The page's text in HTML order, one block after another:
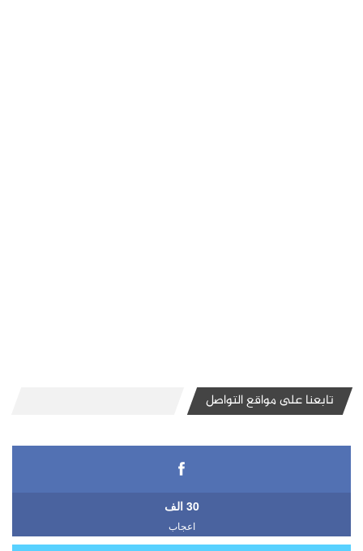
تابعنا على مواقع التواصل
30 الف
اعجاب